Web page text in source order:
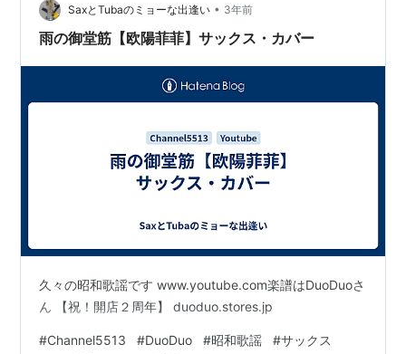
計１８枚）のとおりである。 （１） 朝方（小ぬか雨）目
撃 今朝目撃の…
SaxとTubaのミョーな出逢い • 3年前
雨の御堂筋【欧陽菲菲】サックス・カバー
久々の昭和歌謡です www.youtube.com楽譜はDuoDuoさ
ん 【祝！開店２周年】 duoduo.stores.jp
#Channel5513 #DuoDuo #昭和歌謡 #サックス